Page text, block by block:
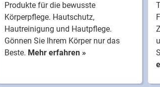
Produkte für die bewusste
Körperpflege. Hautschutz,
Hautreinigung und Hautpflege.
Gönnen Sie Ihrem Körper nur das
Beste. Mehr erfahren »